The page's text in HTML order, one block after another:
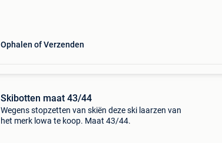
Ophalen of Verzenden
Skibotten maat 43/44
Wegens stopzetten van skiën deze ski laarzen van
het merk lowa te koop. Maat 43/44.